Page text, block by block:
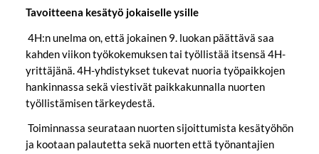
Tavoitteena kesätyö jokaiselle ysille
4H:n unelma on, että jokainen 9. luokan päättävä saa
kahden viikon työkokemuksen tai työllistää itsensä 4H-
yrittäjänä. 4H-yhdistykset tukevat nuoria työpaikkojen
hankinnassa sekä viestivät paikkakunnalla nuorten
työllistämisen tärkeydestä.
Toiminnassa seurataan nuorten sijoittumista kesätyöhön
ja kootaan palautetta sekä nuorten että työnantajien